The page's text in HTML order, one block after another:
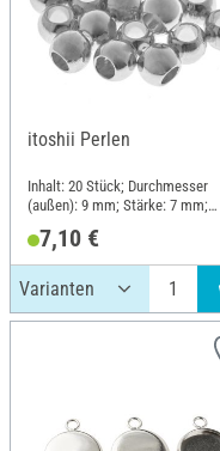
itoshii Perlen
Inhalt: 20 Stück; Durchmesser
(außen): 9 mm; Stärke: 7 mm;
7,10 €